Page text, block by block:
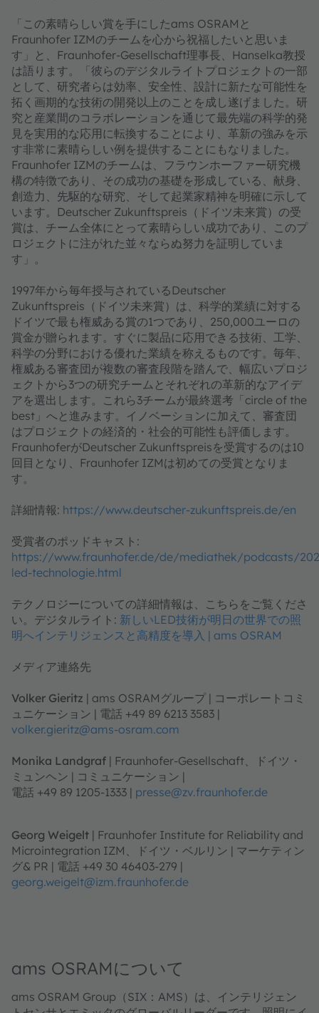
「この素晴らしい賞を手にしたams OSRAMと
Fraunhofer IZMのチームを心から祝福したいと思いま
す」と、Fraunhofer-Gesellschaft理事長、Hanselka教授
は語ります。「彼らのデジタルライトプロジェクトの一部
として、研究者らは効率、安全性、設計に新たな可能性を
拓く画期的な技術の開発以上のことを成し遂げました。研
究と産業間のコラボレーションを通じて最先端の科学的発
見を実用的な応用に転換することにより、革新の強みを示
す非常に素晴らしい例を提供することにもなりました。
Fraunhofer IZMのチームは、フラウンホーファー研究機
構の特徴であり、その成功の基礎を形成している、献身、
創造力、先駆的な研究、そして起業家精神を明確に示して
います。Deutscher Zukunftspreis（ドイツ未来賞）の受
賞は、チーム全体にとって素晴らしい成功であり、このプ
ロジェクトに注がれた並々ならぬ努力を証明していま
す」。
1997年から毎年授与されているDeutscher
Zukunftspreis（ドイツ未来賞）は、科学的業績に対する
ドイツで最も権威ある賞の1つであり、250,000ユーロの
賞金が贈られます。すぐに製品に応用できる技術、工学、
科学の分野における優れた業績を称えるものです。毎年、
権威ある審査団が複数の審査段階を踏んで、幅広いプロジ
ェクトから3つの研究チームとそれぞれの革新的なアイデ
アを選出します。これら3チームが最終選考「circle of the
best」へと進みます。イノベーションに加えて、審査団
はプロジェクトの経済的・社会的可能性も評価します。
FraunhoferがDeutscher Zukunftspreisを受賞するのは10
回目となり、Fraunhofer IZMは初めての受賞となりま
す。
詳細情報: https://www.deutscher-zukunftspreis.de/en
受賞者のポッドキャスト:
https://www.fraunhofer.de/de/mediathek/podcasts/
led-technologie.html
テクノロジーについての詳細情報は、こちらをご覧くださ
い。デジタルライト: 新しいLED技術が明日の世界での照
明へインテリジェンスと高精度を導入 | ams OSRAM
メディア連絡先
Volker Gieritz | ams OSRAMグループ | コーポレートコミ
ュニケーション | 電話 +49 89 6213 3583 |
volker.gieritz@ams-osram.com
Monika Landgraf | Fraunhofer-Gesellschaft、ドイツ・
ミュンヘン | コミュニケーション |
電話 +49 89 1205-1333 | presse@zv.fraunhofer.de
Georg Weigelt | Fraunhofer Institute for Reliability and
Microintegration IZM、ドイツ・ベルリン | マーケティン
グ& PR | 電話 +49 30 46403-279 |
georg.weigelt@izm.fraunhofer.de
ams OSRAMについて
ams OSRAM Group（SIX：AMS）は、インテリジェン